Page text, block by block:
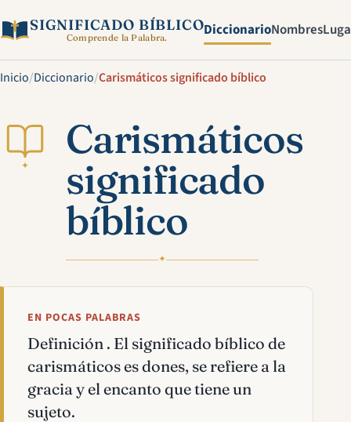
SIGNIFICADO BÍBLICO
Comprende la Palabra. DiccionarioNombres
Inicio/Diccionario/Carismáticos significado bíblico
✦
Carismáticos
significado
bíblico
✦
EN POCAS PALABRAS
Definición . El significado bíblico de
carismáticos es dones, se refiere a la
gracia y el encanto que tiene un
sujeto.